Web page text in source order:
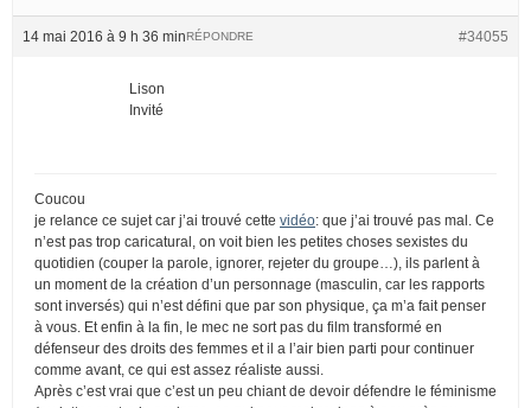
14 mai 2016 à 9 h 36 min #34055
RÉPONDRE
Lison
Invité
Coucou
je relance ce sujet car j’ai trouvé cette vidéo: que j’ai trouvé pas mal. Ce
n’est pas trop caricatural, on voit bien les petites choses sexistes du
quotidien (couper la parole, ignorer, rejeter du groupe…), ils parlent à
un moment de la création d’un personnage (masculin, car les rapports
sont inversés) qui n’est défini que par son physique, ça m’a fait penser
à vous. Et enfin à la fin, le mec ne sort pas du film transformé en
défenseur des droits des femmes et il a l’air bien parti pour continuer
comme avant, ce qui est assez réaliste aussi.
Après c’est vrai que c’est un peu chiant de devoir défendre le féminisme